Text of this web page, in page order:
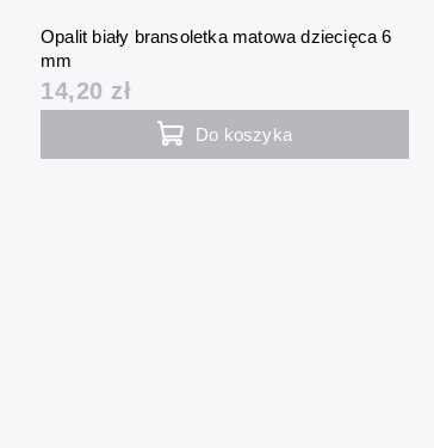
Opalit biały bransoletka matowa dziecięca 6
mm
14,20 zł
Do koszyka